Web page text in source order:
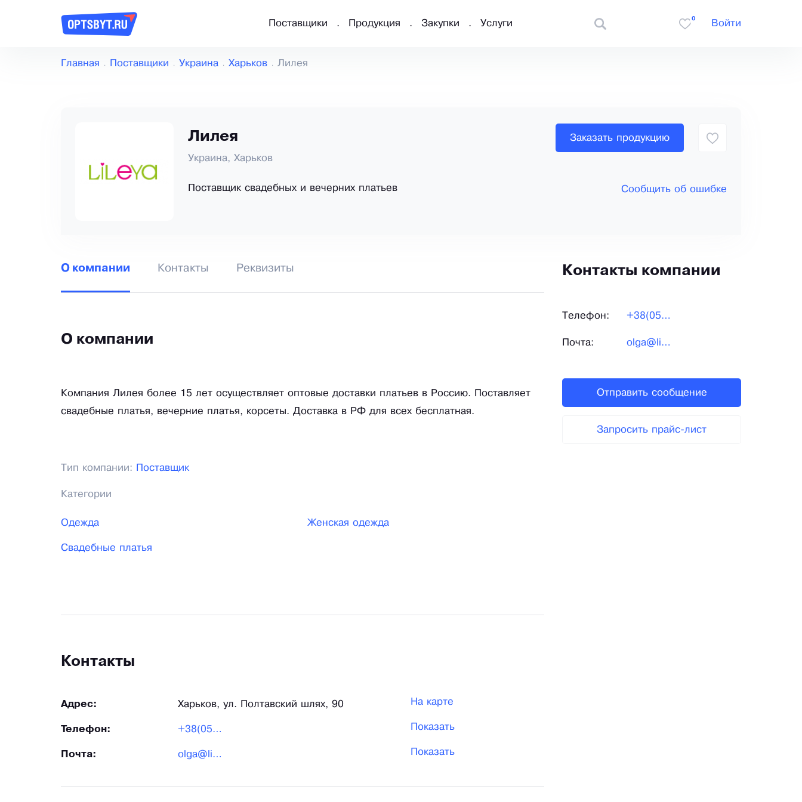
Поставщики Продукция Закупки Услуги
0
Войти
Главная Поставщики Украина Харьков Лилея
Лилея
Украина, Харьков
Поставщик свадебных и вечерних платьев
Заказать продукцию
Сообщить об ошибке
О компании Контакты Реквизиты
О компании
Компания Лилея более 15 лет осуществляет оптовые доставки платьев в Россию. Поставляет
свадебные платья, вечерние платья, корсеты. Доставка в РФ для всех бесплатная.
Тип компании: Поставщик
Категории
Одежда Женская одежда
Свадебные платья
Контакты
Адрес: Харьков, ул. Полтавский шлях, 90 На карте
Телефон: +38(057)372-49-11 Показать
Почта: olga@lileya.kharkov.ua Показать
Контакты компании
Телефон: +38(057)372-49-11
Почта: olga@lileya.kharkov.ua
Отправить сообщение
Запросить прайс-лист